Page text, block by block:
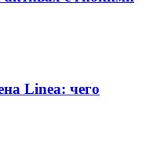
Linea: чего